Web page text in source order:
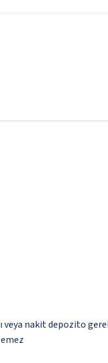
veya nakit depozito